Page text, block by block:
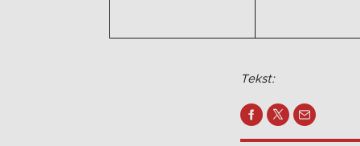
Tekst: